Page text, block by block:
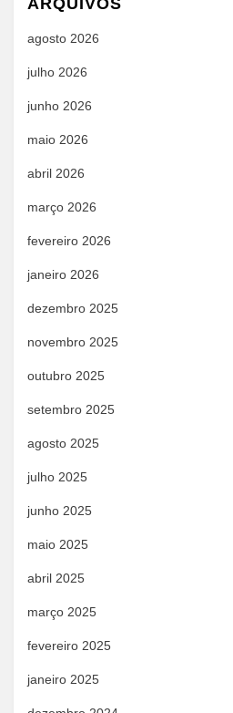
ARQUIVOS
agosto 2026
julho 2026
junho 2026
maio 2026
abril 2026
março 2026
fevereiro 2026
janeiro 2026
dezembro 2025
novembro 2025
outubro 2025
setembro 2025
agosto 2025
julho 2025
junho 2025
maio 2025
abril 2025
março 2025
fevereiro 2025
janeiro 2025